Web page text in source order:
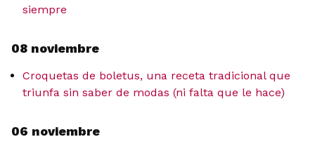
siempre
08 noviembre
Croquetas de boletus, una receta tradicional que
triunfa sin saber de modas (ni falta que le hace)
06 noviembre